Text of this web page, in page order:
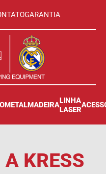
GARANTIA
METALMADEIRA
LINHA
LASER
A KRESS